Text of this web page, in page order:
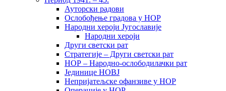
Ауторски радови
Ослобођење градова у НОР
Народни хероји Југославије
Народни хероји
Други светски рат
Стратегије – Други светски рат
НОР – Народно-ослободилачки рат
Јединице НОВЈ
Непријатељске офанзиве у НОР